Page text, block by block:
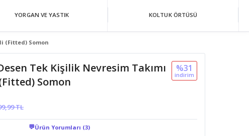
YORGAN VE YASTIK KOLTUK ÖRTÜSÜ
(Fitted) Somon
Tek Kişilik Nevresim Takımı
Somon
TL
%31
i̇ndi̇ri̇m
💬Ürün Yorumları (3)